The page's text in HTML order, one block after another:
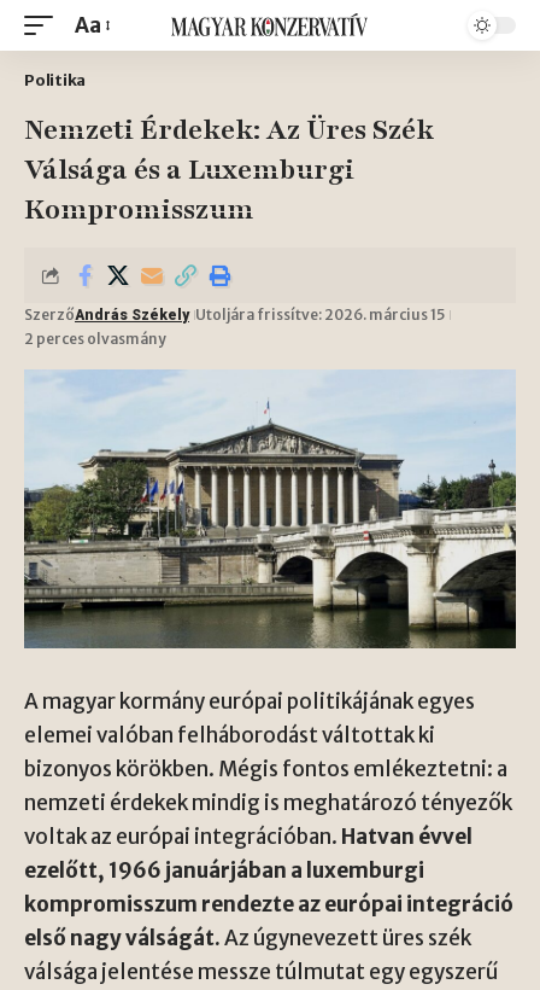
Aa
Politika
Nemzeti Érdekek: Az Üres Szék
Válsága és a Luxemburgi
Kompromisszum
SzerzőAndrás Székely Utoljára frissítve: 2026. március 15
2 perces olvasmány
A magyar kormány európai politikájának egyes
elemei valóban felháborodást váltottak ki
bizonyos körökben. Mégis fontos emlékeztetni: a
nemzeti érdekek mindig is meghatározó tényezők
voltak az európai integrációban. Hatvan évvel
ezelőtt, 1966 januárjában a luxemburgi
kompromisszum rendezte az európai integráció
első nagy válságát.Az úgynevezett üres szék
válsága jelentése messze túlmutat egy egyszerű